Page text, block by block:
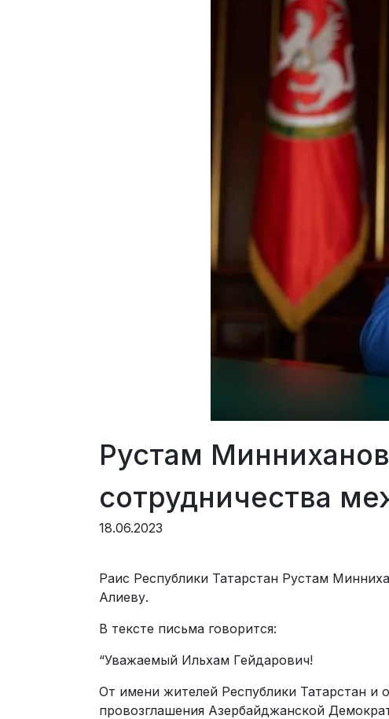
Рустам
сотрудничества
18.06.2023
Раис Республики Татарстан Рустам
Алиеву.
В тексте письма говорится:
“Уважаемый Ильхам Гейдарович!
От имени жителей Республики Татарстан
провозглашения Азербайджанской